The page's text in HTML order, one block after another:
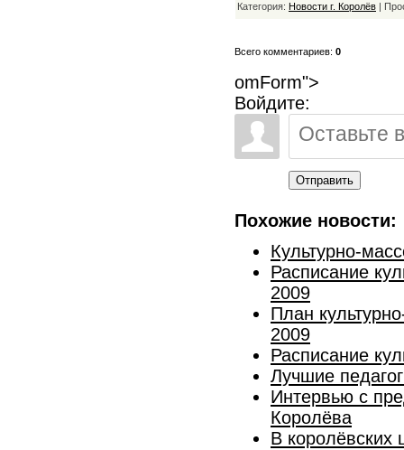
Категория: Новости г. Королёв |
Всего комментариев: 0
omForm">
Войдите:
Отправить
Похожие новости:
Культурно-
Расписание
2009
План
2009
Расписание
Лучшие
Интервью с
Королёва
В королёвских